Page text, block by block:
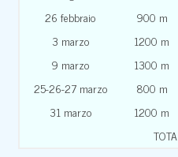
26 febbraio
900 m
3 marzo
1200 m
9 marzo
1300 m
25-26-27 marzo
800 m
31 marzo
1200 m